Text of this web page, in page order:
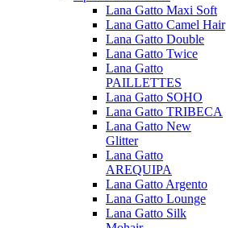
Lana Gatto Maxi Soft
Lana Gatto Camel Hair
Lana Gatto Double
Lana Gatto Twice
Lana Gatto
PAILLETTES
Lana Gatto SOHO
Lana Gatto TRIBECA
Lana Gatto New
Glitter
Lana Gatto
AREQUIPA
Lana Gatto Argento
Lana Gatto Lounge
Lana Gatto Silk